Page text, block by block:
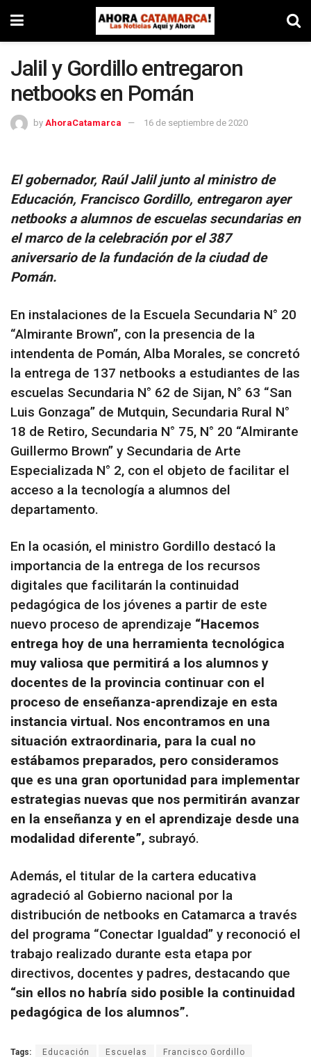
Jalil y Gordillo entregaron
netbooks en Pomán
by AhoraCatamarca 16 de septiembre de 2020
El gobernador, Raúl Jalil junto al ministro de
Educación, Francisco Gordillo, entregaron ayer
netbooks a alumnos de escuelas secundarias en
el marco de la celebración por el 387
aniversario de la fundación de la ciudad de
Pomán.
En instalaciones de la Escuela Secundaria N° 20
“Almirante Brown”, con la presencia de la
intendenta de Pomán, Alba Morales, se concretó
la entrega de 137 netbooks a estudiantes de las
escuelas Secundaria N° 62 de Sijan, N° 63 “San
Luis Gonzaga” de Mutquin, Secundaria Rural N°
18 de Retiro, Secundaria N° 75, N° 20 “Almirante
Guillermo Brown” y Secundaria de Arte
Especializada N° 2, con el objeto de facilitar el
acceso a la tecnología a alumnos del
departamento.
En la ocasión, el ministro Gordillo destacó la
importancia de la entrega de los recursos
digitales que facilitarán la continuidad
pedagógica de los jóvenes a partir de este
nuevo proceso de aprendizaje “Hacemos
entrega hoy de una herramienta tecnológica
muy valiosa que permitirá a los alumnos y
docentes de la provincia continuar con el
proceso de enseñanza-aprendizaje en esta
instancia virtual. Nos encontramos en una
situación extraordinaria, para la cual no
estábamos preparados, pero consideramos
que es una gran oportunidad para implementar
estrategias nuevas que nos permitirán avanzar
en la enseñanza y en el aprendizaje desde una
modalidad diferente”, subrayó.
Además, el titular de la cartera educativa
agradeció al Gobierno nacional por la
distribución de netbooks en Catamarca a través
del programa “Conectar Igualdad” y reconoció el
trabajo realizado durante esta etapa por
directivos, docentes y padres, destacando que
“sin ellos no habría sido posible la continuidad
pedagógica de los alumnos”.
Tags: Educación Escuelas Francisco Gordillo